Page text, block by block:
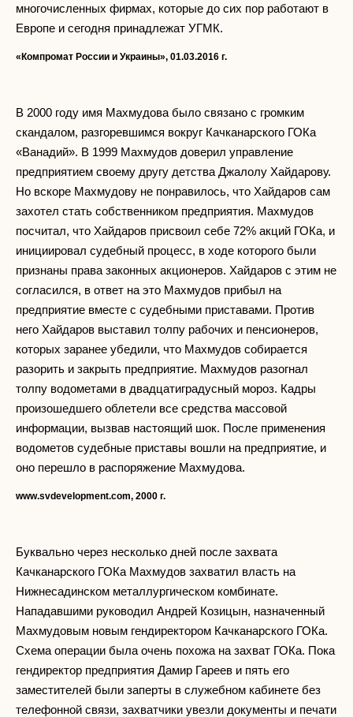
многочисленных фирмах, которые до сих пор работают в
Европе и сегодня принадлежат УГМК.
«Компромат России и Украины», 01.03.2016 г.
В 2000 году имя Махмудова было связано с громким
скандалом, разгоревшимся вокруг Качканарского ГОКа
«Ванадий». В 1999 Махмудов доверил управление
предприятием своему другу детства Джалолу Хайдарову.
Но вскоре Махмудову не понравилось, что Хайдаров сам
захотел стать собственником предприятия. Махмудов
посчитал, что Хайдаров присвоил себе 72% акций ГОКа, и
инициировал судебный процесс, в ходе которого были
признаны права законных акционеров. Хайдаров с этим не
согласился, в ответ на это Махмудов прибыл на
предприятие вместе с судебными приставами. Против
него Хайдаров выставил толпу рабочих и пенсионеров,
которых заранее убедили, что Махмудов собирается
разорить и закрыть предприятие. Махмудов разогнал
толпу водометами в двадцатиградусный мороз. Кадры
произошедшего облетели все средства массовой
информации, вызвав настоящий шок. После применения
водометов судебные приставы вошли на предприятие, и
оно перешло в распоряжение Махмудова.
www.svdevelopment.com, 2000 г.
Буквально через несколько дней после захвата
Качканарского ГОКа Махмудов захватил власть на
Нижнесадинском металлургическом комбинате.
Нападавшими руководил Андрей Козицын, назначенный
Махмудовым новым гендиректором Качканарского ГОКа.
Схема операции была очень похожа на захват ГОКа. Пока
гендиректор предприятия Дамир Гареев и пять его
заместителей были заперты в служебном кабинете без
телефонной связи, захватчики увезли документы и печати